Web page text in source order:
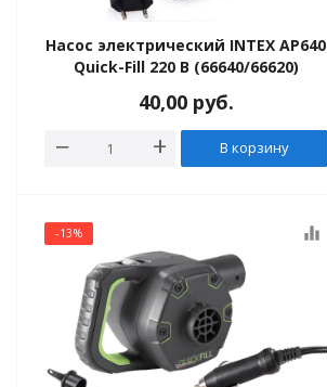
Насос электрический INTEX AP640
Quick-Fill 220 В (66640/66620)
40,00 руб.
В корзину
-13% equalizer